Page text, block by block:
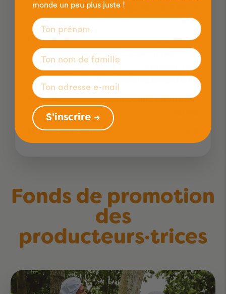
Segovia, Vertrieb in
Estelí
Product:rices
rund 2‘300
ProduzentInnen in 38
Gruppen und
Verarbeitungsangestellte
Produits
Bio- und Fairtrade-
Numéro de producteur
Fonds de promotion
des
producteurs·trices
monde un peu plus juste !
S'inscrire →